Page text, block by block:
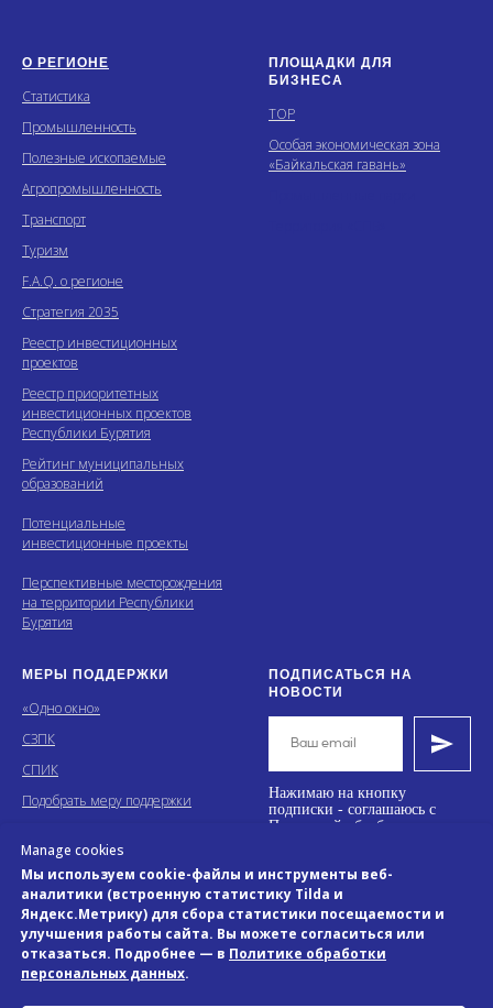
О РЕГИОНЕ
Статистика
Промышленность
Полезные ископаемые
Агропромышленность
Транспорт
Туризм
F.A.Q. о регионе
Стратегия 2035
Реестр инвестиционных
проектов
Реестр приоритетных
инвестиционных проектов
Республики Бурятия
Рейтинг муниципальных
образований
Потенциальные
инвестиционные проекты
Перспективные месторождения
на территории Республики
Бурятия
ПЛОЩАДКИ ДЛЯ
БИЗНЕСА
ТОР
Особая экономическая зона
«Байкальская гавань»
МЕРЫ ПОДДЕРЖКИ
«Одно окно»
СЗПК
СПИК
Подобрать меру поддержки
ПОДПИСАТЬСЯ НА
НОВОСТИ
Нажимаю на кнопку
подписки - соглашаюсь с
Политикой обработки и
Manage cookies
Мы используем cookie-файлы и инструменты веб-
аналитики (встроенную статистику Tilda и
Яндекс.Метрику) для сбора статистики посещаемости и
улучшения работы сайта. Вы можете согласиться или
отказаться. Подробнее — в Политике обработки
персональных данных.
Задать быстрый вопрос